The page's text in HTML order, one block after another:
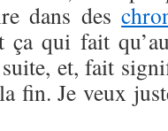
dans des
ça qui fait
et, fait
fin. Je veux